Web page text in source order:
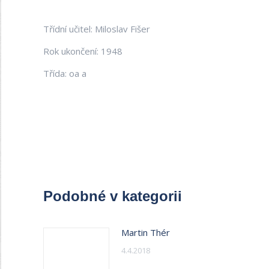
Třídní učitel: Miloslav Fišer
Rok ukončení: 1948
Třída: oa a
Podobné v kategorii
Martin Thér
4.4.2018